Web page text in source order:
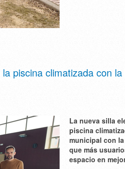
piscina climatizada con
La nueva silla
piscina
municipal con
que más
espacio en